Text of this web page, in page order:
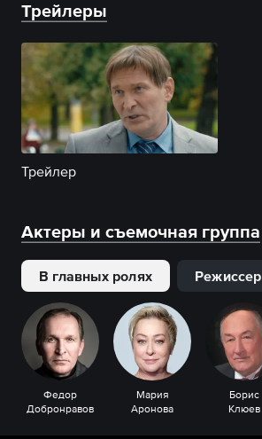
Трейлеры
Трейлер
Актеры и съемочная группа
В главных ролях Режиссер
Федор
Добронравов
Мария
Аронова
Борис
Клюев